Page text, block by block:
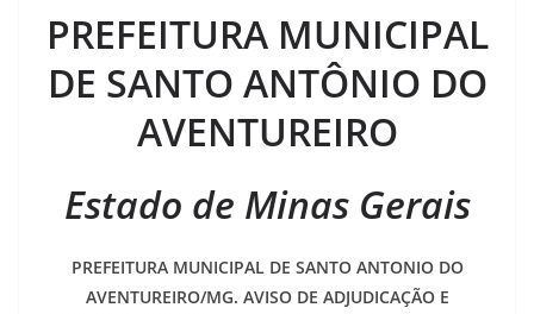
PREFEITURA MUNICIPAL
DE SANTO ANTÔNIO DO
AVENTUREIRO
Estado de Minas Gerais
PREFEITURA MUNICIPAL DE SANTO ANTONIO DO
AVENTUREIRO/MG. AVISO DE ADJUDICAÇÃO E